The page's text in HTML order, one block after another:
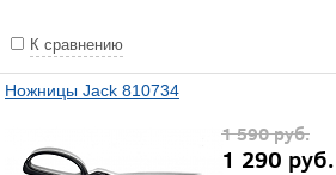
К сравнению
Ножницы Jack 810734
1 590руб.
1 290 руб.